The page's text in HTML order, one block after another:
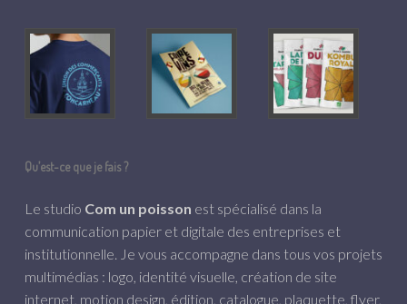
Qu’est-ce que je fais ?
Le studio Com un poisson est spécialisé dans la
communication papier et digitale des entreprises et
institutionnelle. Je vous accompagne dans tous vos projets
multimédias : logo, identité visuelle, création de site
internet, motion design, édition, catalogue, plaquette, flyer,